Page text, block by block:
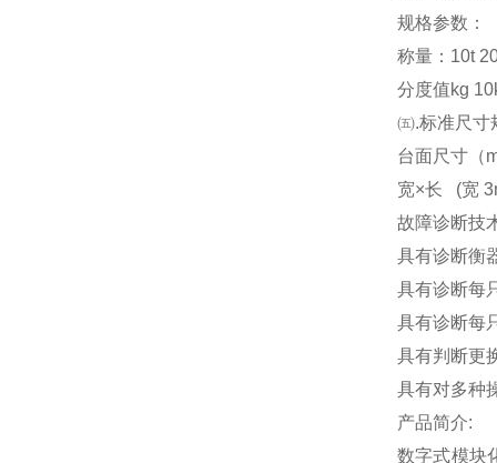
规格参数：
称量：10t
分度值kg
㈤.标准尺寸
台面尺寸（
宽×长 (宽
故障诊断技
具有诊断衡
具有诊断每
具有诊断每
具有判断更
具有对多种
产品简介:
数字式模块